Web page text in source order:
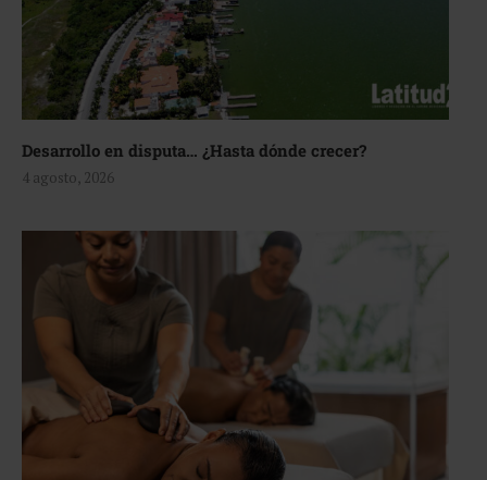
Desarrollo en disputa… ¿Hasta dónde crecer?
4 agosto, 2026